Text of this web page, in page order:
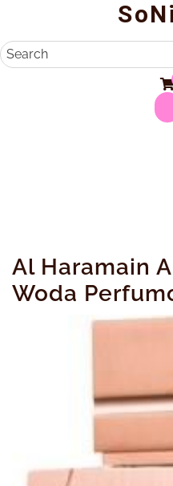
content
Search
Al Haramain
Woda